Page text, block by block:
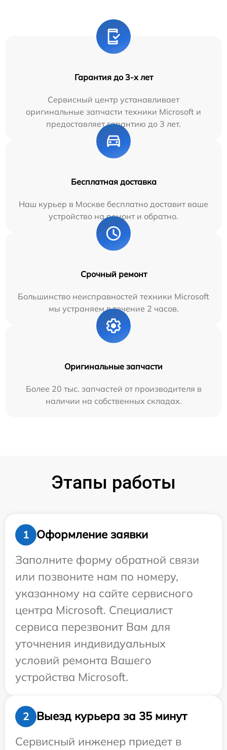
Гарантия до 3-х лет
Сервисный центр устанавливает
оригинальные запчасти техники Microsoft и
предоставляет гарантию до 3 лет.
Бесплатная доставка
Наш курьер в Москве бесплатно доставит ваше
устройство на ремонт и обратно.
Срочный ремонт
Большинство неисправностей техники Microsoft
мы устраняем в течение 2 часов.
Оригинальные запчасти
Более 20 тыс. запчастей от производителя в
наличии на собственных складах.
Этапы работы
1
Оформление заявки
Заполните форму обратной связи
или позвоните нам по номеру,
указанному на сайте сервисного
центра Microsoft. Специалист
сервиса перезвонит Вам для
уточнения индивидуальных
условий ремонта Вашего
устройства Microsoft.
2
Выезд курьера за 35 минут
Сервисный инженер приедет в